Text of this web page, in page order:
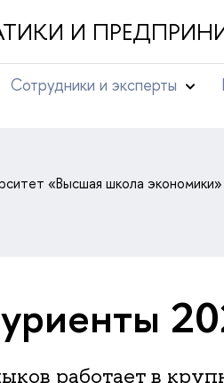
И
Сотрудники и эксперты
«Высшая школа экономики»
работает в